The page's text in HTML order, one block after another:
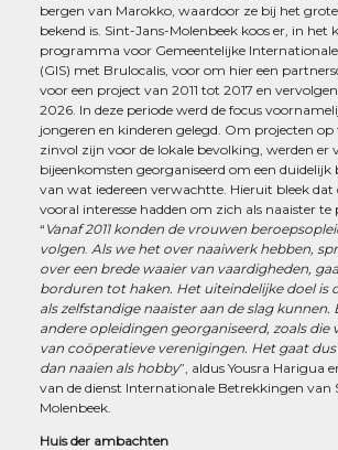
bergen van Marokko, waardoor ze bij het
bekend is. Sint-Jans-Molenbeek koos er, in het
programma voor Gemeentelijke
(GIS) met Brulocalis, voor om hier een
voor een project van 2011 tot 2017 en
2026. In deze periode werd de focus
jongeren en kinderen gelegd. Om projecten op
zinvol zijn voor de lokale bevolking, werden er
bijeenkomsten georganiseerd om een duidelijk
van wat iedereen verwachtte. Hieruit bleek dat
vooral interesse hadden om zich als naaister te
“ Vanaf 2011 konden de vrouwen
volgen Als we het over naaiwerk hebben,
over een brede waaier van vaardigheden,
borduren tot haken. Het uiteindelijke doel is
als zelfstandige naaister aan de slag kunnen.
andere opleidingen georganiseerd, zoals
van coöperatieve verenigingen. Het gaat
dan naaien als hobby”, aldus Yousra Harigua
van de dienst Internationale Betrekkingen van
Molenbeek.
Huis der ambachten